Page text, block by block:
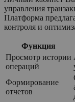
управления
Платформа
контроля и
Функция
Просмотр истории
операций
Формирование
отчетов